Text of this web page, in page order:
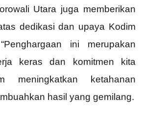
Utara juga memberikan
dedikasi dan upaya Kodim
ini merupakan
keras dan komitmen kita
meningkatkan ketahanan
hasil yang gemilang.